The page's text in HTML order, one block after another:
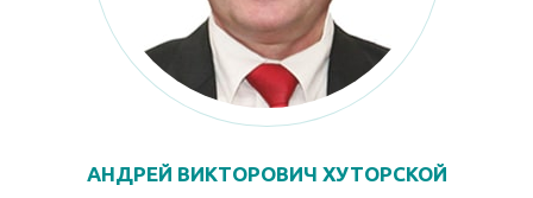
АНДРЕЙ ВИКТОРОВИЧ ХУТОРСКОЙ